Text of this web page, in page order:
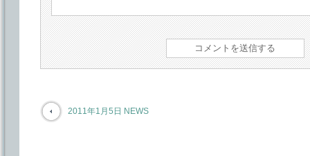
2011年1月5日 NEWS